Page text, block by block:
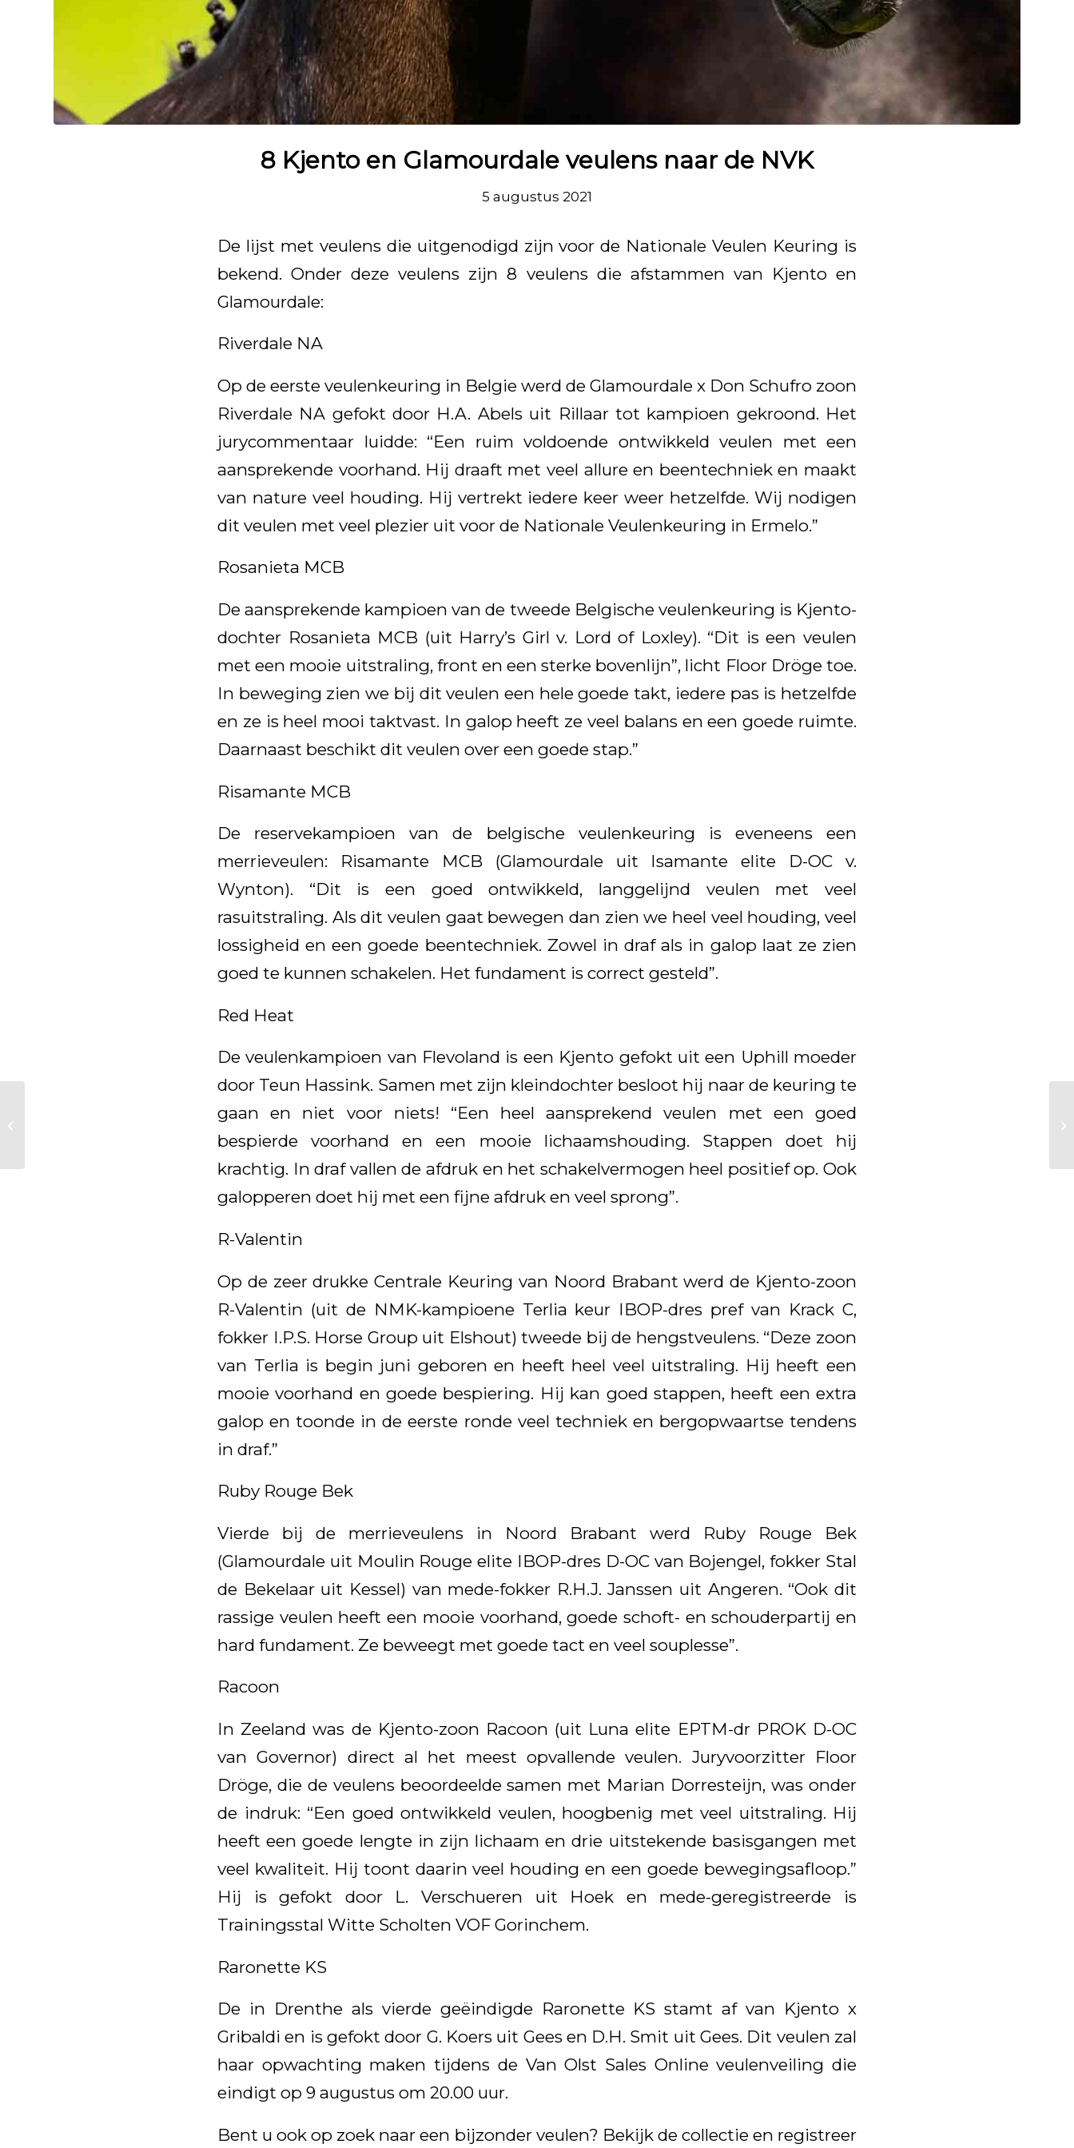
8 Kjento en Glamourdale veulens naar de NVK
5 augustus 2021
De lijst met veulens die uitgenodigd zijn voor de Nationale Veulen Keuring is
bekend. Onder deze veulens zijn 8 veulens die afstammen van Kjento en
Glamourdale:
Riverdale NA
Op de eerste veulenkeuring in Belgie werd de Glamourdale x Don Schufro zoon
Riverdale NA gefokt door H.A. Abels uit Rillaar tot kampioen gekroond. Het
jurycommentaar luidde: “Een ruim voldoende ontwikkeld veulen met een
aansprekende voorhand. Hij draaft met veel allure en beentechniek en maakt
van nature veel houding. Hij vertrekt iedere keer weer hetzelfde. Wij nodigen
dit veulen met veel plezier uit voor de Nationale Veulenkeuring in Ermelo.”
Rosanieta MCB
De aansprekende kampioen van de tweede Belgische veulenkeuring is Kjento-
dochter Rosanieta MCB (uit Harry’s Girl v. Lord of Loxley). “Dit is een veulen
met een mooie uitstraling, front en een sterke bovenlijn”, licht Floor Dröge toe.
In beweging zien we bij dit veulen een hele goede takt, iedere pas is hetzelfde
en ze is heel mooi taktvast. In galop heeft ze veel balans en een goede ruimte.
Daarnaast beschikt dit veulen over een goede stap.”
Risamante MCB
De reservekampioen van de belgische veulenkeuring is eveneens een
merrieveulen: Risamante MCB (Glamourdale uit Isamante elite D-OC v.
Wynton). “Dit is een goed ontwikkeld, langgelijnd veulen met veel
rasuitstraling. Als dit veulen gaat bewegen dan zien we heel veel houding, veel
lossigheid en een goede beentechniek. Zowel in draf als in galop laat ze zien
goed te kunnen schakelen. Het fundament is correct gesteld”.
Red Heat
De veulenkampioen van Flevoland is een Kjento gefokt uit een Uphill moeder
door Teun Hassink. Samen met zijn kleindochter besloot hij naar de keuring te
gaan en niet voor niets! “Een heel aansprekend veulen met een goed
bespierde voorhand en een mooie lichaamshouding. Stappen doet hij
krachtig. In draf vallen de afdruk en het schakelvermogen heel positief op. Ook
galopperen doet hij met een fijne afdruk en veel sprong”.
R-Valentin
Op de zeer drukke Centrale Keuring van Noord Brabant werd de Kjento-zoon
R-Valentin (uit de NMK-kampioene Terlia keur IBOP-dres pref van Krack C,
fokker I.P.S. Horse Group uit Elshout) tweede bij de hengstveulens. “Deze zoon
van Terlia is begin juni geboren en heeft heel veel uitstraling. Hij heeft een
mooie voorhand en goede bespiering. Hij kan goed stappen, heeft een extra
galop en toonde in de eerste ronde veel techniek en bergopwaartse tendens
in draf.”
Ruby Rouge Bek
Vierde bij de merrieveulens in Noord Brabant werd Ruby Rouge Bek
(Glamourdale uit Moulin Rouge elite IBOP-dres D-OC van Bojengel, fokker Stal
de Bekelaar uit Kessel) van mede-fokker R.H.J. Janssen uit Angeren. “Ook dit
rassige veulen heeft een mooie voorhand, goede schoft- en schouderpartij en
hard fundament. Ze beweegt met goede tact en veel souplesse”.
Racoon
In Zeeland was de Kjento-zoon Racoon (uit Luna elite EPTM-dr PROK D-OC
van Governor) direct al het meest opvallende veulen. Juryvoorzitter Floor
Dröge, die de veulens beoordeelde samen met Marian Dorresteijn, was onder
de indruk: “Een goed ontwikkeld veulen, hoogbenig met veel uitstraling. Hij
heeft een goede lengte in zijn lichaam en drie uitstekende basisgangen met
veel kwaliteit. Hij toont daarin veel houding en een goede bewegingsafloop.”
Hij is gefokt door L. Verschueren uit Hoek en mede-geregistreerde is
Trainingsstal Witte Scholten VOF Gorinchem.
Raronette KS
De in Drenthe als vierde geëindigde Raronette KS stamt af van Kjento x
Gribaldi en is gefokt door G. Koers uit Gees en D.H. Smit uit Gees. Dit veulen zal
haar opwachting maken tijdens de Van Olst Sales Online veulenveiling die
eindigt op 9 augustus om 20.00 uur.
Bent u ook op zoek naar een bijzonder veulen? Bekijk de collectie en registreer